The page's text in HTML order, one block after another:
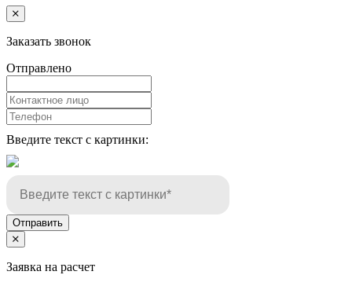
Заказать звонок
Отправлено
Введите текст с картинки:
Отправить
Заявка на расчет